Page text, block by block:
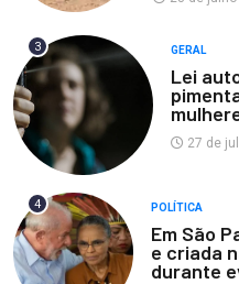
3 GERAL
Lei
27 de
4 POLÍTICA
Em São
e criada
durante